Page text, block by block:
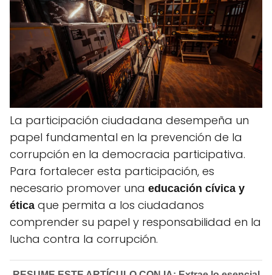
La participación ciudadana desempeña un
papel fundamental en la prevención de la
corrupción en la democracia participativa.
Para fortalecer esta participación, es
necesario promover una educación cívica y
ética que permita a los ciudadanos
comprender su papel y responsabilidad en la
lucha contra la corrupción.